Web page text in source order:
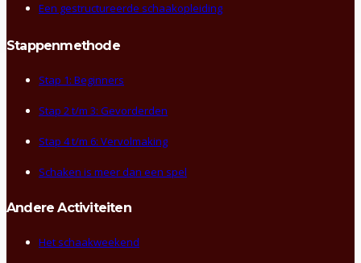
Een gestructureerde schaakopleiding
Stappenmethode
Stap 1: Beginners
Stap 2 t/m 3: Gevorderden
Stap 4 t/m 6: Vervolmaking
Schaken is meer dan een spel
Andere Activiteiten
Het schaakweekend